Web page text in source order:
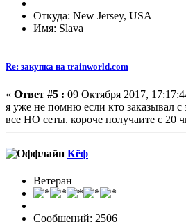
Откуда: New Jersey, USA
Имя: Slava
Re: закупка на trainworld.com
« Ответ #5 : 09 Октября 2017,
я уже не помню если кто заказывал
все НО сеты. короче получаите с 20
Кёф
Ветеран
Сообщений: 2506